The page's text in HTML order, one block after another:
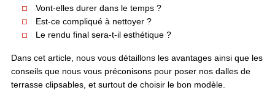
Vont-elles durer dans le temps ?
Est-ce compliqué à nettoyer ?
Le rendu final sera-t-il esthétique ?
Dans cet article, nous vous détaillons les avantages ainsi que les
conseils que nous vous préconisons pour poser nos dalles de
terrasse clipsables, et surtout de choisir le bon modèle.